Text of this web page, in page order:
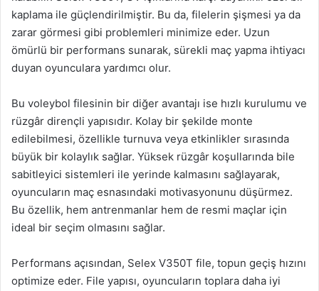
kaplama ile güçlendirilmiştir. Bu da, filelerin şişmesi ya da
zarar görmesi gibi problemleri minimize eder. Uzun
ömürlü bir performans sunarak, sürekli maç yapma ihtiyacı
duyan oyunculara yardımcı olur.
Bu voleybol filesinin bir diğer avantajı ise hızlı kurulumu ve
rüzgâr dirençli yapısıdır. Kolay bir şekilde monte
edilebilmesi, özellikle turnuva veya etkinlikler sırasında
büyük bir kolaylık sağlar. Yüksek rüzgâr koşullarında bile
sabitleyici sistemleri ile yerinde kalmasını sağlayarak,
oyuncuların maç esnasındaki motivasyonunu düşürmez.
Bu özellik, hem antrenmanlar hem de resmi maçlar için
ideal bir seçim olmasını sağlar.
Performans açısından, Selex V350T file, topun geçiş hızını
optimize eder. File yapısı, oyuncuların toplara daha iyi